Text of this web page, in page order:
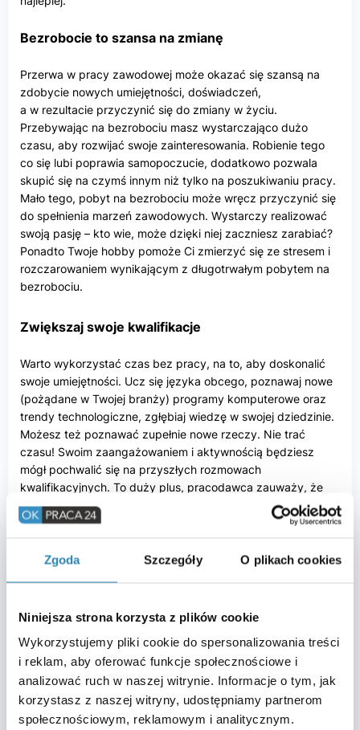
Zgoda Szczegóły O plikach cookies
Niniejsza strona korzysta z plików cookie
Wykorzystujemy pliki cookie do spersonalizowania treści
i reklam, aby oferować funkcje społecznościowe i
analizować ruch w naszej witrynie. Informacje o tym, jak
korzystasz z naszej witryny, udostępniamy partnerom
społecznościowym, reklamowym i analitycznym.
Bezrobocie to szansa na zmianę
Przerwa w pracy zawodowej może okazać się szansą na
zdobycie nowych umiejętności, doświadczeń,
a w rezultacie przyczynić się do zmiany w życiu.
Przebywając na bezrobociu masz wystarczająco dużo
czasu, aby rozwijać swoje zainteresowania. Robienie tego
co się lubi poprawia samopoczucie, dodatkowo pozwala
skupić się na czymś innym niż tylko na poszukiwaniu pracy.
Mało tego, pobyt na bezrobociu może wręcz przyczynić się
do spełnienia marzeń zawodowych. Wystarczy realizować
swoją pasję – kto wie, może dzięki niej zaczniesz zarabiać?
Ponadto Twoje hobby pomoże Ci zmierzyć się ze stresem i
rozczarowaniem wynikającym z długotrwałym pobytem na
bezrobociu.
Zwiększaj swoje kwalifikacje
Warto wykorzystać czas bez pracy, na to, aby doskonalić
swoje umiejętności. Ucz się języka obcego, poznawaj nowe
(pożądane w Twojej branży) programy komputerowe oraz
trendy technologiczne, zgłębiaj wiedzę w swojej dziedzinie.
Możesz też poznawać zupełnie nowe rzeczy. Nie trać
czasu! Swoim zaangażowaniem i aktywnością będziesz
mógł pochwalić się na przyszłych rozmowach
kwalifikacyjnych. To duży plus, pracodawca zauważy, że
nie tylko szukasz pracy, ale się też rozwijasz.
do tego, aby pracować na pożądanym stanowisku,
Ile czasu zajmie Ci przyswojenie wiedzy z konkretnej
dziedziny, bądź uzyskanie wymaganego certyfikatu?
Pomocne w tym procesie może okazać się stworzenie planu
działania, w którym ustalisz sobie czas na realizację
poszczególnych celów.
Utrzymuj kontakty